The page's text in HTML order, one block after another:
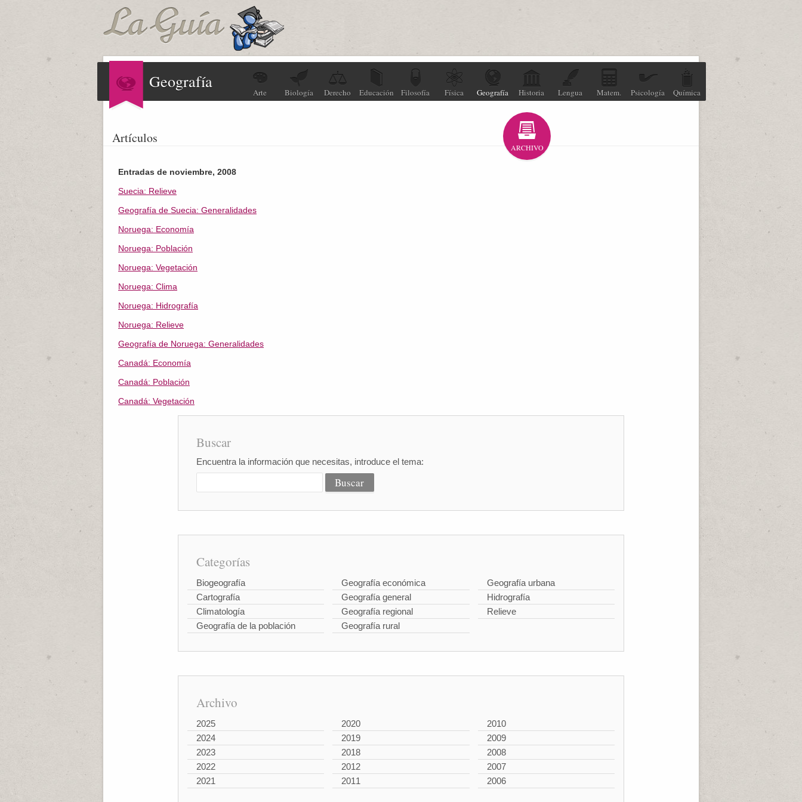
Geografía
Arte Biología Derecho Educación Filosofía Física Geografía Historia Lengua Matem. Psicología Química
Artículos
ARCHIVO
Entradas de noviembre, 2008
Suecia: Relieve
Geografía de Suecia: Generalidades
Noruega: Economía
Noruega: Población
Noruega: Vegetación
Noruega: Clima
Noruega: Hidrografía
Noruega: Relieve
Geografía de Noruega: Generalidades
Canadá: Economía
Canadá: Población
Canadá: Vegetación
Buscar
Encuentra la información que necesitas, introduce el tema:
Categorías
Biogeografía
Cartografía
Climatología
Geografía de la población
Geografía económica
Geografía general
Geografía regional
Geografía rural
Geografía urbana
Hidrografía
Relieve
Archivo
2025
2024
2023
2022
2021
2020
2019
2018
2012
2011
2010
2009
2008
2007
2006